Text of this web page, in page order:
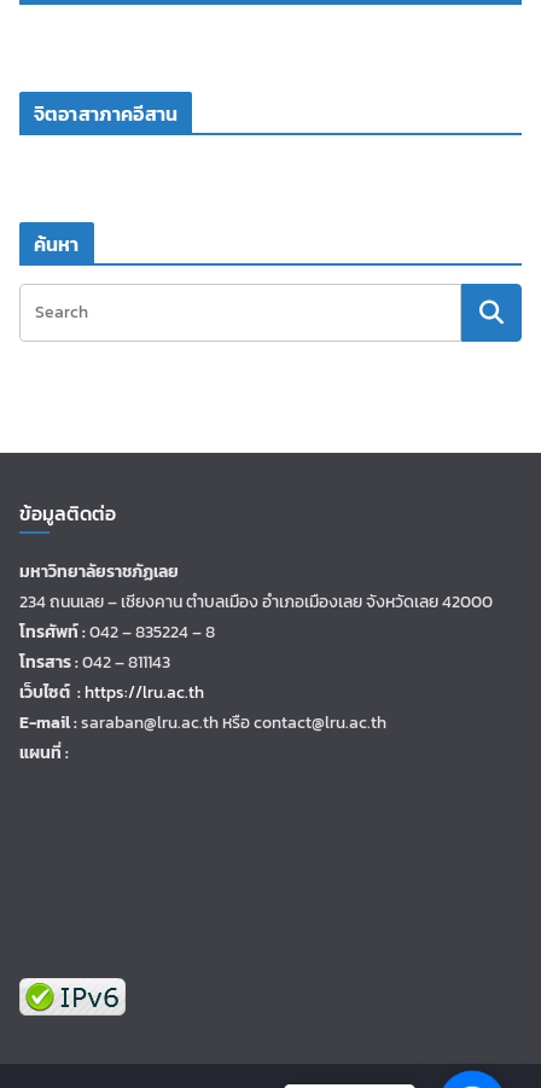
จิตอาสาภาคอีสาน
ค้นหา
ข้อมูลติดต่อ
มหาวิทยาลัยราชภัฏเลย
234 ถนนเลย – เชียงคาน ตำบลเมือง อำเภอเมืองเลย จังหวัดเลย 42000
โทรศัพท์ :042 – 835224 – 8
โทรสาร :042 – 811143
เว็บไซต์ :https://lru.ac.th
E-mail :saraban@lru.ac.thหรือ contact@lru.ac.th
แผนที่ :